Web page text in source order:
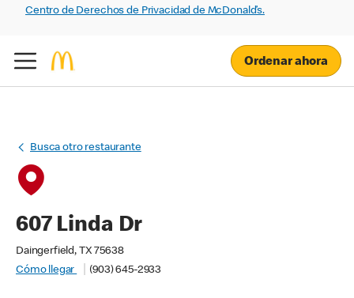
Centro de Derechos de Privacidad de McDonald’s.
Ordenar ahora
Busca otro restaurante
607 Linda Dr
Daingerfield, TX 75638
Cómo llegar
(903) 645-2933